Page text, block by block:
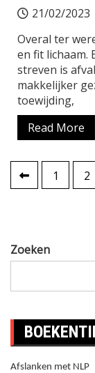
21/02/2023
Overal ter
en fit lichaam.
streven is
makkelijker
toewijding,
Read More
Berichten
1 2
Zoeken
Afslanken met NLP